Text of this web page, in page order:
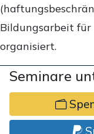
Bildungsarbeit
organisiert.
Seminare